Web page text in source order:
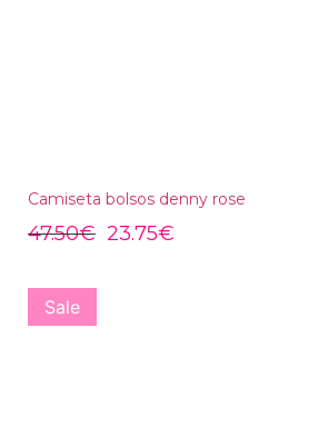
Camiseta bolsos denny rose
47.50€ 23.75€
Sale